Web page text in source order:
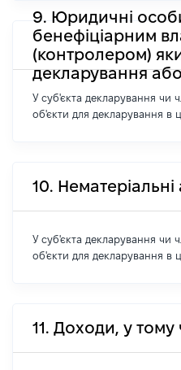
9. Юридичні
бенефіціарним
(контролером)
декларування або
У суб'єкта декларування чи
об'єкти для декларування в
10. Нематеріальні
У суб'єкта декларування чи
об'єкти для декларування в
11. Доходи, у